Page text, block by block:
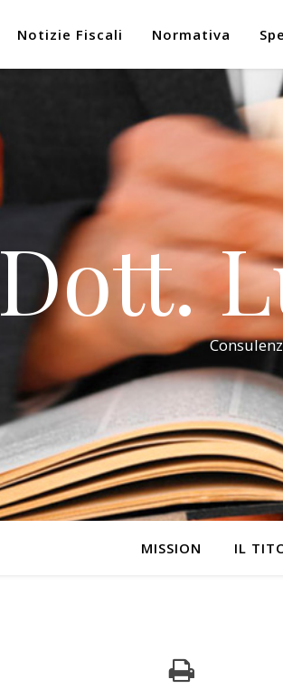
Notizie Fiscali Normativa
Dott.
MISSION IL